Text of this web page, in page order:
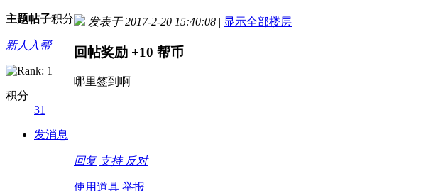
主题帖子积分
新人入帮
积分
31
发消息
发表于 2017-2-20 15:40:08 | 显示全部楼层
回帖奖励 +10 帮币
哪里签到啊
回复 支持 反对
使用道具 举报